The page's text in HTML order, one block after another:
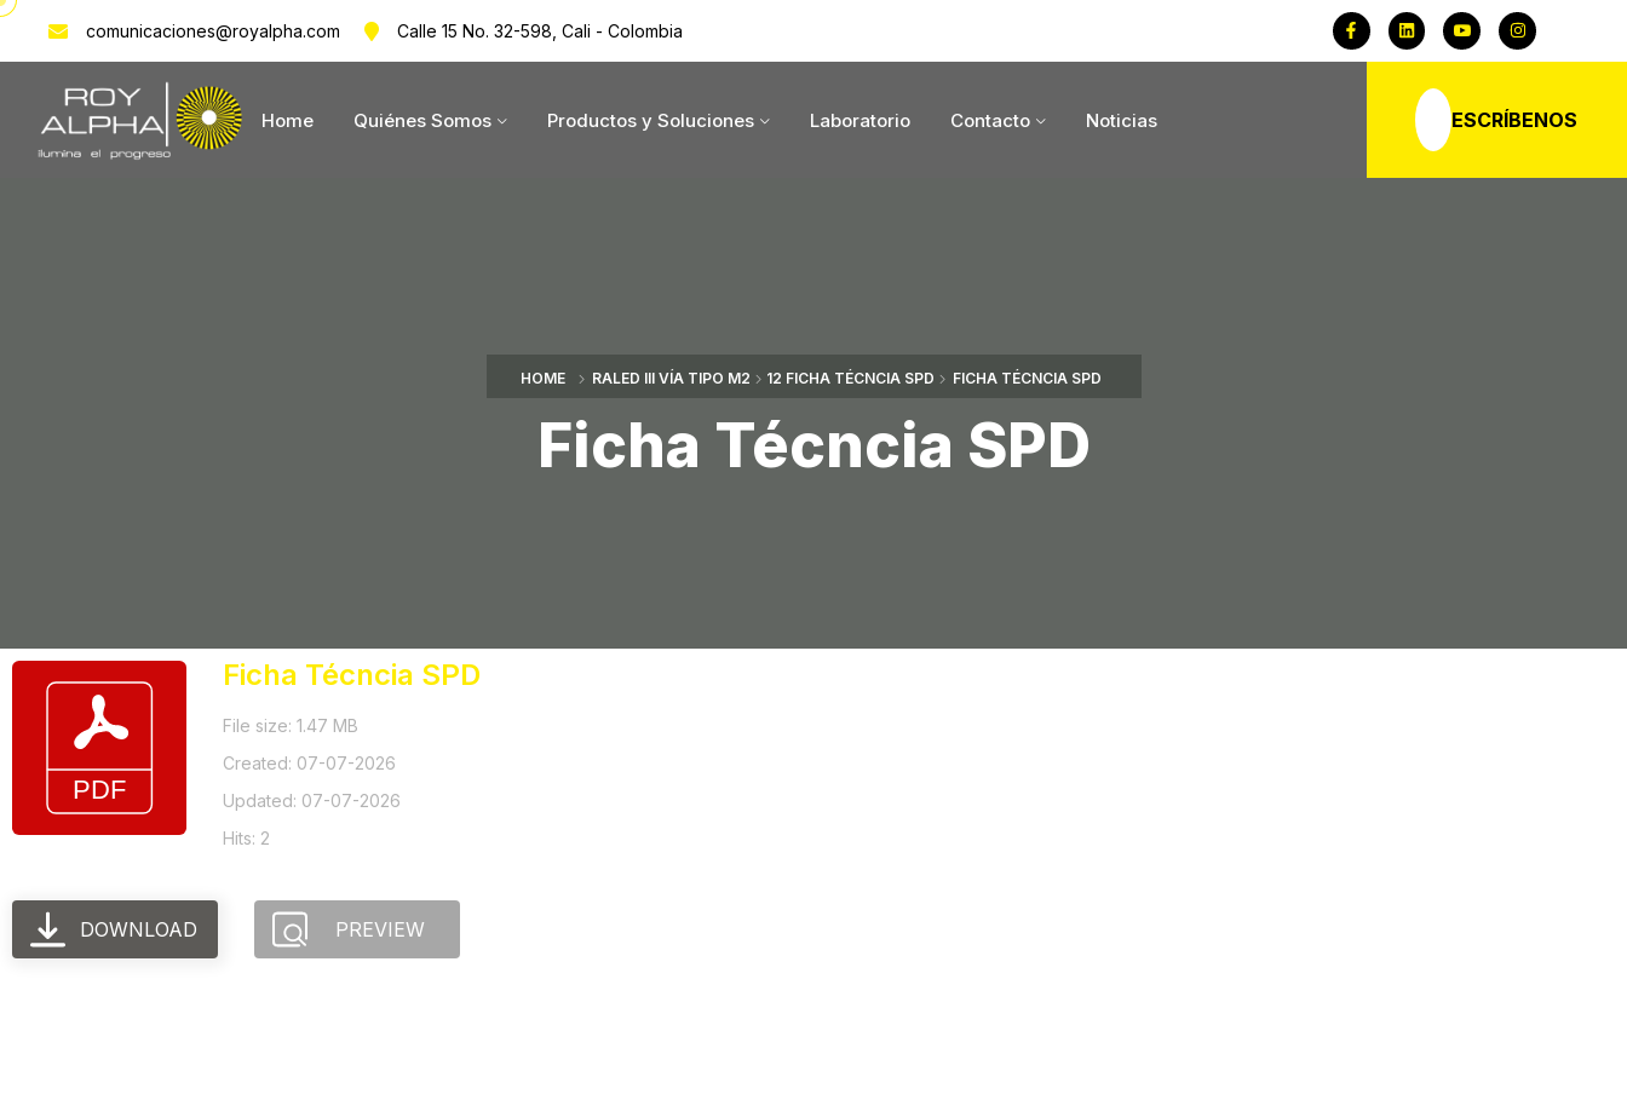
comunicaciones@royalpha.com Calle 15 No. 32-598, Cali - Colombia
Home Quiénes Somos Productos y Soluciones Laboratorio Contacto Noticias ESCRÍBENOS
HOME RALED III VÍA TIPO M2 12 FICHA TÉCNCIA SPD FICHA TÉCNCIA SPD
Ficha Técncia SPD
Ficha Técncia SPD
File size: 1.47 MB
Created: 07-07-2026
Updated: 07-07-2026
Hits: 2
DOWNLOAD PREVIEW